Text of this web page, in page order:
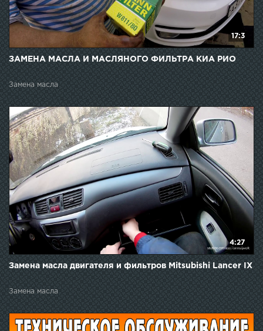
17:3
ЗАМЕНА МАСЛА И МАСЛЯНОГО ФИЛЬТРА КИА РИО
Замена масла
4:27
Замена масла двигателя и фильтров Mitsubishi Lancer IX
Замена масла